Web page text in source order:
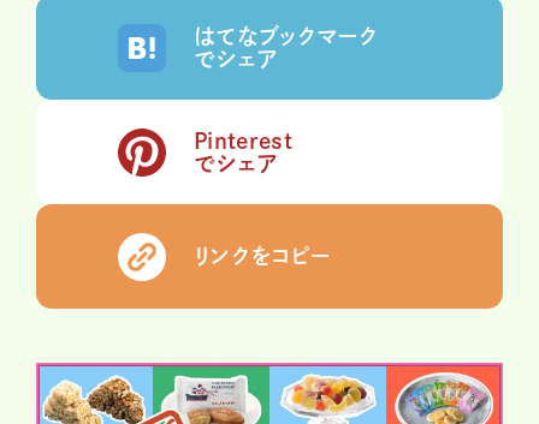
はてなブックマーク
でシェア
Pinterest
でシェア
リンクをコピー